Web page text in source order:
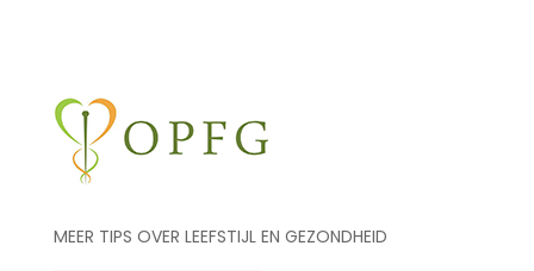
MEER TIPS OVER LEEFSTIJL EN GEZONDHEID